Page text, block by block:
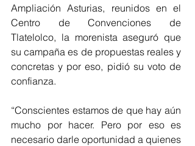
Ampliación Asturias, reunidos en el
Centro de Convenciones de
Tlatelolco, la morenista aseguró que
su campaña es de propuestas reales y
concretas y por eso, pidió su voto de
confianza.
“Conscientes estamos de que hay aún
mucho por hacer. Pero por eso es
necesario darle oportunidad a quienes